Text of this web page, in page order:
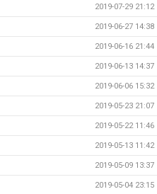
2019-07-29 21:12
2019-06-27 14:38
2019-06-16 21:44
2019-06-13 14:37
2019-06-06 15:32
2019-05-23 21:07
2019-05-22 11:46
2019-05-13 11:42
2019-05-09 13:37
2019-05-04 23:15